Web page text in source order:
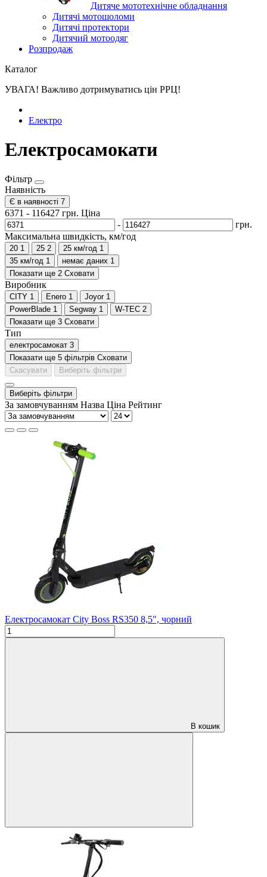
Дитяче мототехнічне обладнання
Дитячі мотошоломи
Дитячі протектори
Дитячий мотоодяг
Розпродаж
Каталог
УВАГА! Важливо дотримуватись цін РРЦ!
Електро
Електросамокати
Фільтр
Наявність
Є в наявності 7
6371 - 116427 грн. Ціна
-
грн.
Максимальна швидкість, км/год
20 1 25 2 25 км/год 1
35 км/год 1 немає даних 1
Показати ще 2 Сховати
Виробник
CITY 1 Enero 1 Joyor 1
PowerBlade 1 Segway 1 W-TEC 2
Показати ще 3 Сховати
Тип
електросамокат 3
Показати ще 5 фільтрів Сховати
Скасувати
Виберіть фільтри
Виберіть фільтри
За замовчуванням Назва Ціна Рейтинг
Електросамокат City Boss RS350 8,5", чорний
В кошик